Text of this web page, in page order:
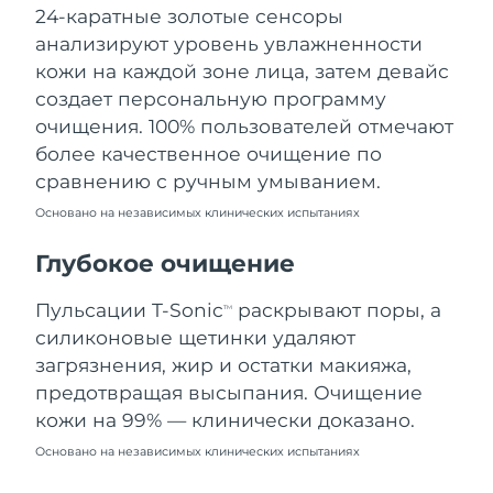
24-каратные золотые сенсоры
анализируют уровень увлажненности
кожи на каждой зоне лица, затем девайс
создает персональную программу
очищения. 100% пользователей отмечают
более качественное очищение по
сравнению с ручным умыванием.
Основано на независимых клинических испытаниях
Глубокое очищение
Пульсации T-SonicTM
раскрывают поры, а
силиконовые щетинки удаляют
загрязнения, жир и остатки макияжа,
предотвращая высыпания. Очищение
кожи на 99% — клинически доказано.
Основано на независимых клинических испытаниях
Ливан
Ожидаемая дата доставки
8/11/26
Литва
Ожидаемая дата доставки
Люксембург
Ожидаемая дата доставки
Ожидаемая дата доставки
Мальта
Ожидаемая дата доставки
8/10/26
Мексика
Ожидаемая дата доставки
8/14/26